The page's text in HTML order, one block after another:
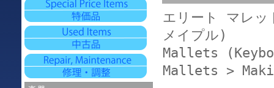
エリート マレ
メイプル)
Mallets
Mallets >